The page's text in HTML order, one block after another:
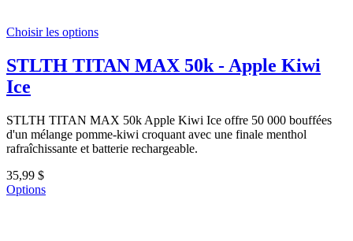
Choisir les options
STLTH TITAN MAX 50k - Apple Kiwi
Ice
STLTH TITAN MAX 50k Apple Kiwi Ice offre 50 000 bouffées
d'un mélange pomme-kiwi croquant avec une finale menthol
rafraîchissante et batterie rechargeable.
35,99 $
Options